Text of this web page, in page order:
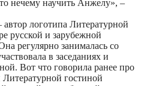
нечему научить Анжелу», –
логотипа Литературной
русской и зарубежной
регулярно занималась со
в заседаниях и
Вот что говорила ранее про
Литературной гостиной